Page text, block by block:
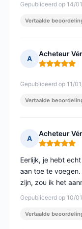
Gepubliceerd op 14/
Vertaalde
A
Acheteur
Opmerking:
Gepubliceerd op 11/
Vertaalde
A
Acheteur
Opmerking:
Gepubliceerd op 10/
Eerlijk, je hebt
aan toe te
zijn, zou ik het
Vertaalde